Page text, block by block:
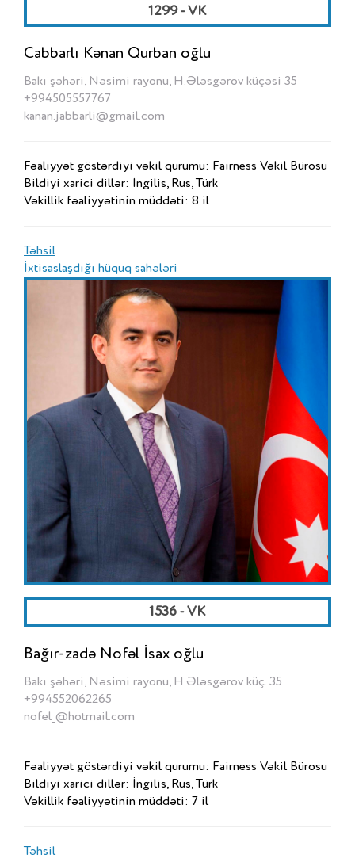
1299 - VK
Cabbarlı Kənan Qurban oğlu
Bakı şəhəri, Nəsimi rayonu, H.Ələsgərov küçəsi 35
+994505557767
kanan.jabbarli@gmail.com
Fəaliyyət göstərdiyi vəkil qurumu: Fairness Vəkil Bürosu
Bildiyi xarici dillər: İngilis, Rus, Türk
Vəkillik fəaliyyətinin müddəti: 8 il
Təhsil
İxtisaslaşdığı hüquq sahələri
1536 - VK
Bağır-zadə Nofəl İsax oğlu
Bakı şəhəri, Nəsimi rayonu, H.Ələsgərov küç. 35
+994552062265
nofel_@hotmail.com
Fəaliyyət göstərdiyi vəkil qurumu: Fairness Vəkil Bürosu
Bildiyi xarici dillər: İngilis, Rus, Türk
Vəkillik fəaliyyətinin müddəti: 7 il
Təhsil